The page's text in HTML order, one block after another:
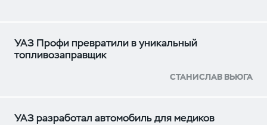
УАЗ Профи превратили в уникальный
топливозаправщик
СТАНИСЛАВ ВЬЮГА
УАЗ разработал автомобиль для медиков